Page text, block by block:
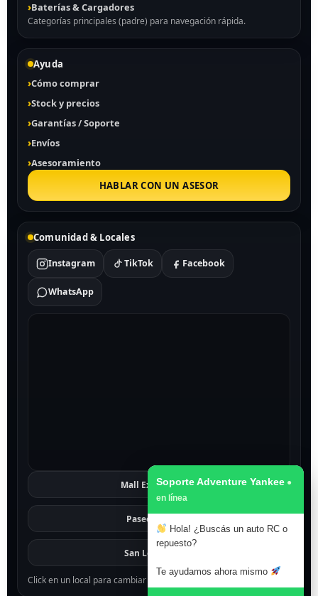
Baterías & Cargadores
Categorías principales (padre) para navegación rápida.
Ayuda
Cómo comprar
Stock y precios
Garantías / Soporte
Envíos
Asesoramiento
HABLAR CON UN ASESOR
Comunidad & Locales
Instagram TikTok Facebook
WhatsApp
Mall Excelsior Ver
Paseo 1811
San Lorenzo
Click en un local para cambiar el mapa.
Soporte Adventure Yankee
Hola! ¿Buscás un auto RC o
repuesto?
Te ayudamos ahora mismo